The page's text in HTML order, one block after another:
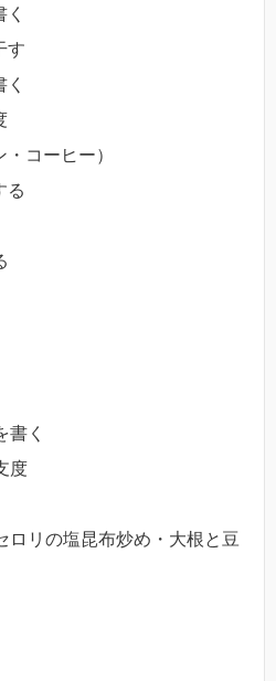
す
コーヒー）
る
く
度
リの塩昆布炒め・大根と豆
ット